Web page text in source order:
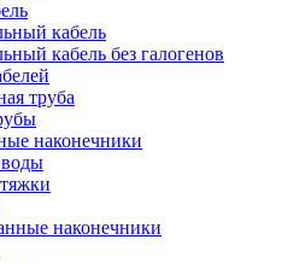
кабель
кабель без галогенов
труба
наконечники
наконечники